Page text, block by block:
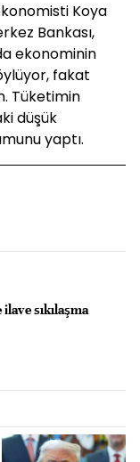
Koya
Bankası,
ekonominin
fakat
Tüketimin
düşük
yaptı.
sıkılaşma